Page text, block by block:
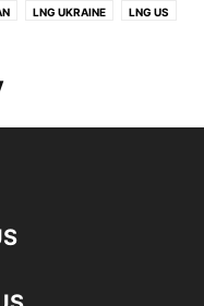
LNG UKRAINE LNG US